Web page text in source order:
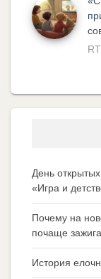
День
«Игра и
Почему на
почаще
История